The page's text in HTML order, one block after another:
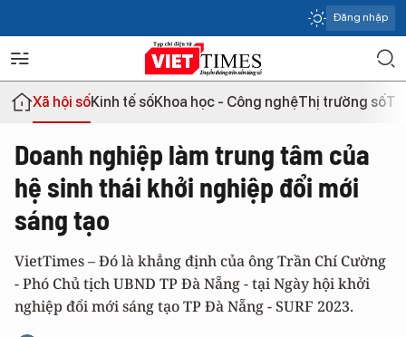
Đăng nhập
Xã hội sốKinh tế sốKhoa học - Công nghệThị trường số
Doanh nghiệp làm trung tâm của
hệ sinh thái khởi nghiệp đổi mới
sáng tạo
VietTimes – Đó là khẳng định của ông Trần Chí Cường
- Phó Chủ tịch UBND TP Đà Nẵng - tại Ngày hội khởi
nghiệp đổi mới sáng tạo TP Đà Nẵng - SURF 2023.